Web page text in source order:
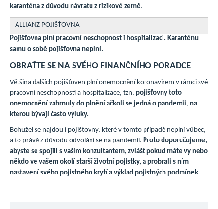
karanténa z důvodu návratu z rizikové země.
ALLIANZ POJIŠŤOVNA
Pojišťovna plní pracovní neschopnost i hospitalizaci. Karanténu
samu o sobě pojišťovna neplní.
OBRAŤTE SE NA SVÉHO FINANČNÍHO PORADCE
Většina dalších pojišťoven plní onemocnění koronavirem v rámci své
pracovní neschopnosti a hospitalizace, tzn. pojišťovny toto
onemocnění zahrnuly do plnění ačkoli se jedná o pandemii, na
kterou bývají často výluky.
Bohužel se najdou i pojišťovny, které v tomto případě neplní vůbec,
a to právě z důvodu odvolání se na pandemii. Proto doporučujeme,
abyste se spojili s vaším konzultantem, zvlášť pokud máte vy nebo
někdo ve vašem okolí starší životní pojistky, a probrali s ním
nastavení svého pojistného krytí a výklad pojistných podmínek.